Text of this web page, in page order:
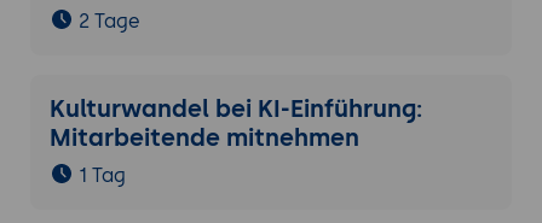
2 Tage
Kulturwandel bei KI-Einführung:
Mitarbeitende mitnehmen
1 Tag